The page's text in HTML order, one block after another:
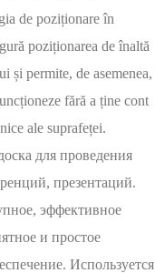
de poziționare în
poziționarea de înaltă
și permite, de asemenea,
fără a ține cont
ale suprafeței.
для проведения
презентаций.
эффективное
и простое
Используется